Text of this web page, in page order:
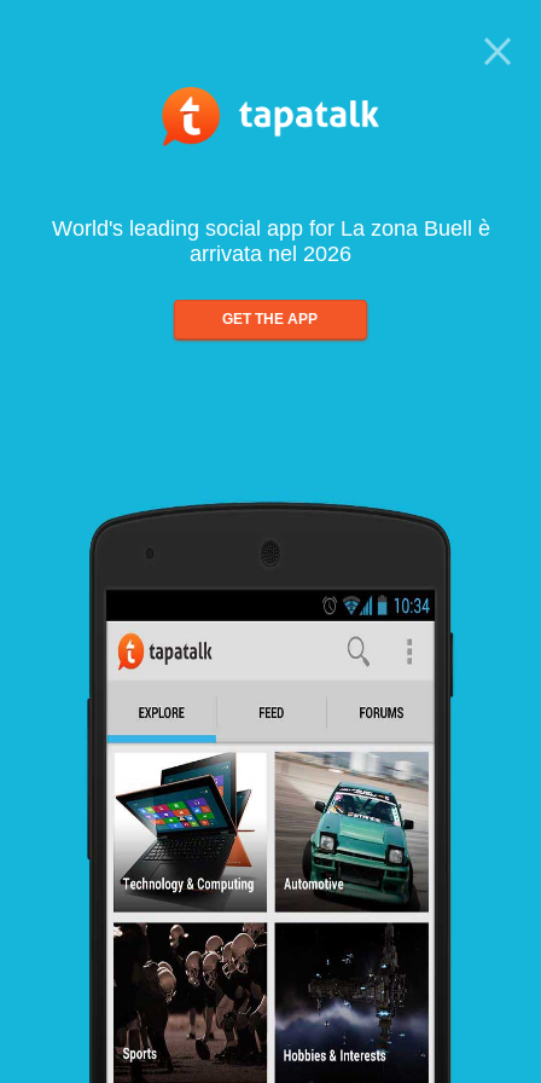
World's leading social app for La zona Buell è
arrivata nel 2026
GET THE APP